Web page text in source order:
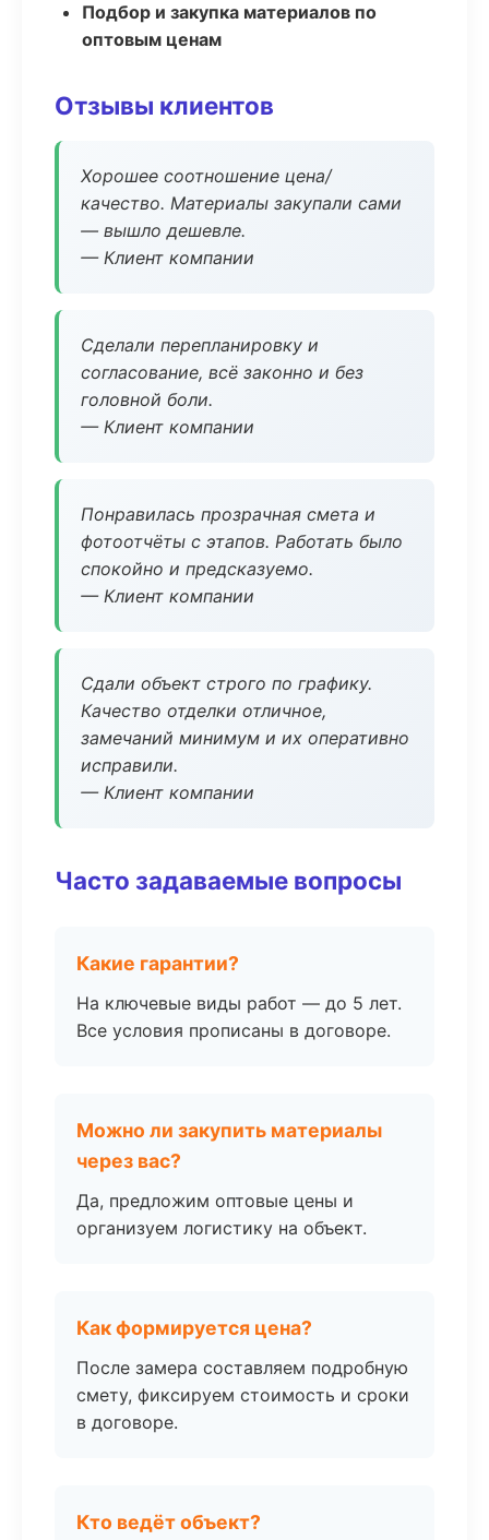
Подбор и закупка материалов по
оптовым ценам
Отзывы клиентов
Хорошее соотношение цена/
качество. Материалы закупали сами
— вышло дешевле.
— Клиент компании
Сделали перепланировку и
согласование, всё законно и без
головной боли.
— Клиент компании
Понравилась прозрачная смета и
фотоотчёты с этапов. Работать было
спокойно и предсказуемо.
— Клиент компании
Сдали объект строго по графику.
Качество отделки отличное,
замечаний минимум и их оперативно
исправили.
— Клиент компании
Часто задаваемые вопросы
Какие гарантии?
На ключевые виды работ — до 5 лет.
Все условия прописаны в договоре.
Можно ли закупить материалы
через вас?
Да, предложим оптовые цены и
организуем логистику на объект.
Как формируется цена?
После замера составляем подробную
смету, фиксируем стоимость и сроки
в договоре.
Кто ведёт объект?